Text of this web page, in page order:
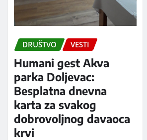
DRUŠTVO VESTI
Humani gest Akva
parka Doljevac:
Besplatna dnevna
karta za svakog
dobrovoljnog davaoca
krvi